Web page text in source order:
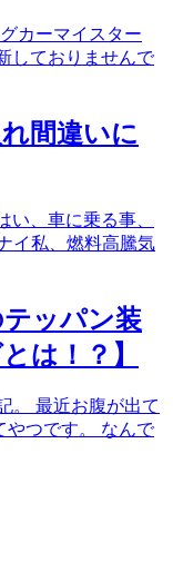
カーマイスター
しておりませんで
間違いに
、車に乗る事、
イ私、燃料高騰気
テッパン装
は！？】
。 最近お腹が出て
やつです。 なんで